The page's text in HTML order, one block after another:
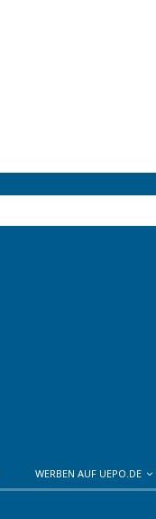
WERBEN AUF UEPO.DE